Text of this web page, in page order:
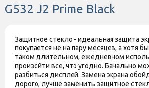
G532 J2 Prime Black
Защитное стекло - идеальная защита
покупается не на пару месяцев, а хотя
таком длительном, ежедневном
произойти все, что угодно. Банально
разбиться дисплей. Замена экрана
дорого, лучше заменить защитное